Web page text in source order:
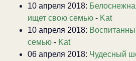
10 апреля 2018:
ищет свою семью - Kat
10 апреля 2018:
семью - Kat
06 апреля 2018: Чудесный